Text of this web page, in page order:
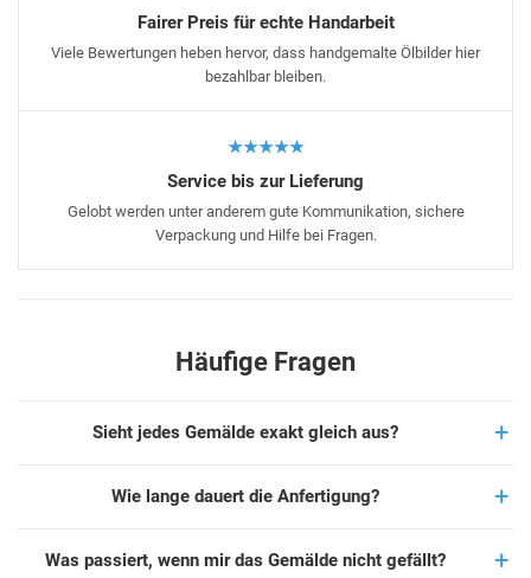
Fairer Preis für echte Handarbeit
Viele Bewertungen heben hervor, dass handgemalte Ölbilder hier
bezahlbar bleiben.
★★★★★
Service bis zur Lieferung
Gelobt werden unter anderem gute Kommunikation, sichere
Verpackung und Hilfe bei Fragen.
Häufige Fragen
Sieht jedes Gemälde exakt gleich aus?
Wie lange dauert die Anfertigung?
Was passiert, wenn mir das Gemälde nicht gefällt?